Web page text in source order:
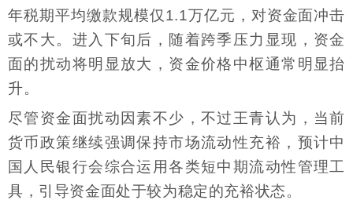
年税期平均缴款规模仅1.1万亿元，对资金面冲击
或不大。进入下旬后，随着跨季压力显现，资金
面的扰动将明显放大，资金价格中枢通常明显抬
升。
尽管资金面扰动因素不少，不过王青认为，当前
货币政策继续强调保持市场流动性充裕，预计中
国人民银行会综合运用各类短中期流动性管理工
具，引导资金面处于较为稳定的充裕状态。